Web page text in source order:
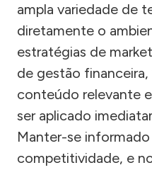
ampla variedade de
diretamente o
estratégias de
de gestão
conteúdo relevante
ser aplicado
Manter-se informado
competitividade, e